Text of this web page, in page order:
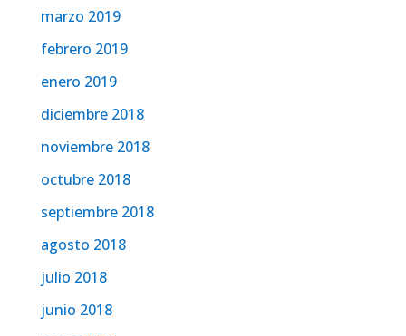
marzo 2019
febrero 2019
enero 2019
diciembre 2018
noviembre 2018
octubre 2018
septiembre 2018
agosto 2018
julio 2018
junio 2018